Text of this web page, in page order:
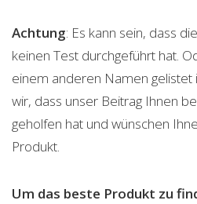
Achtung: Es kann sein, dass
keinen Test durchgeführt hat.
einem anderen Namen gelistet
wir, dass unser Beitrag Ihnen
geholfen hat und wünschen
Produkt.
Um das beste Produkt zu